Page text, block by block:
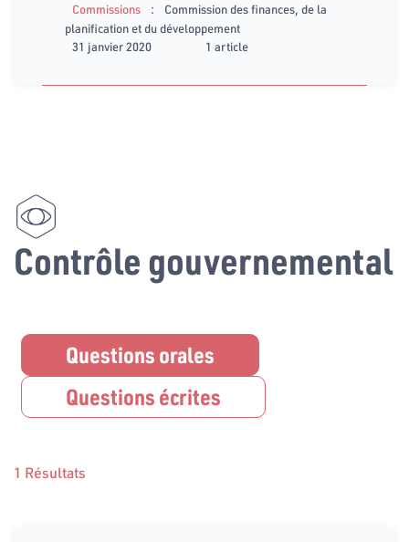
Commissions :
Commission des finances, de la
planification et du développement
31 janvier 2020
1 article
Contrôle gouvernemental
Questions orales
Questions écrites
1 Résultats